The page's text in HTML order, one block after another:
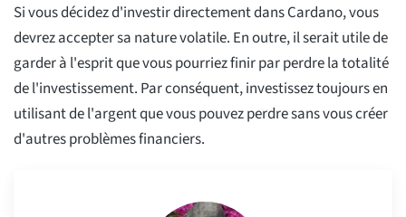
Si vous décidez d'investir directement dans Cardano, vous
devrez accepter sa nature volatile. En outre, il serait utile de
garder à l'esprit que vous pourriez finir par perdre la totalité
de l'investissement. Par conséquent, investissez toujours en
utilisant de l'argent que vous pouvez perdre sans vous créer
d'autres problèmes financiers.